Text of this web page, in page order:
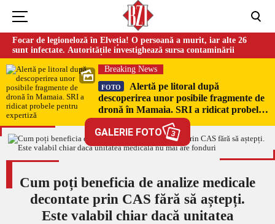
Focar de legioneloză în Elveția! O persoană a murit, iar alte 26
sunt infectate. Autoritățile investighează sursa contaminării
Breaking News
FOTO
Alertă pe litoral după
descoperirea unor posibile fragmente de
dronă în Mamaia. SRI a ridicat probele
pentru expertiză
GALERIE FOTO 3
Cum poți beneficia de analize medicale
decontate prin CAS fără să aștepți.
Este valabil chiar dacă unitatea